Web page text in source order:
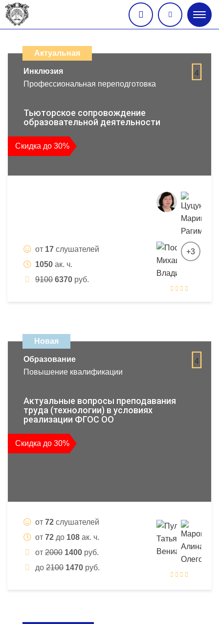
меню
дистанционных
образовательных
повышения
квалификации
и
профессиональной
Актуальная
4
Инклюзия
Профессиональная переподготовка
Тьюторское сопровождение
образовательной деятельности
Скидка до 30%
от 17 слушателей
1050 ак. ч.
9100 6370 руб.
+3
Новая
4
Образование
Повышение квалификации
Актуальные вопросы преподавания
труда (технологии) в условиях
реализации ФГОС ОО
Скидка до 30%
от 72 слушателей
от 72 до 108 ак. ч.
от 2000 1400 руб.
до 2100 1470 руб.